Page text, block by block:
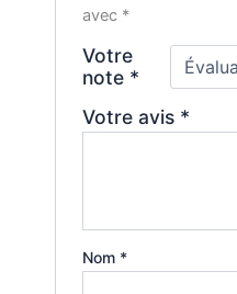
avec *
Votre
note *
Votre avis *
Nom *